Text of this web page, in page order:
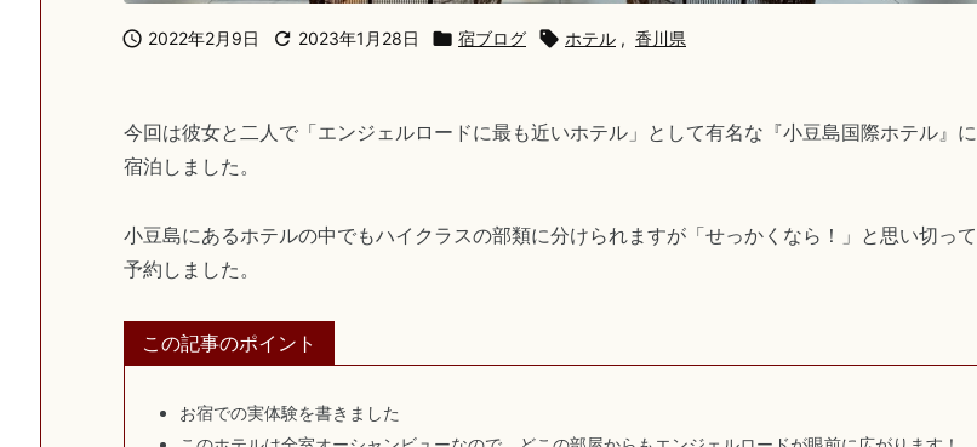
 2022年2月9日  2023年1月28日  宿ブログ  ホテル , 香川県
今回は彼女と二人で「エンジェルロードに最も近いホテル」として有名な『小豆島国際ホテル』に
宿泊しました。
小豆島にあるホテルの中でもハイクラスの部類に分けられますが「せっかくなら！」と思い切って
予約しました。
この記事のポイント
お宿での実体験を書きました